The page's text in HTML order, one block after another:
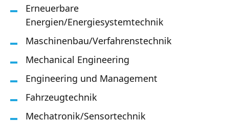
Erneuerbare
Energien/Energiesystemtechnik
Maschinenbau/Verfahrenstechnik
Mechanical Engineering
Engineering und Management
Fahrzeugtechnik
Mechatronik/Sensortechnik